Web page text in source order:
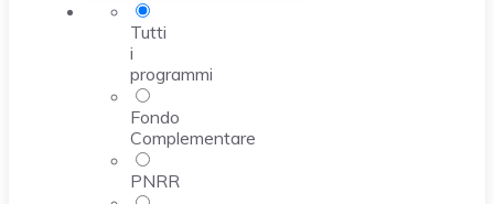
Tutti
i
programmi
Fondo
Complementare
PNRR